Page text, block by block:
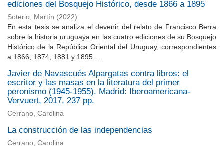
ediciones del Bosquejo Histórico, desde 1866 a 1895
Soterio, Martín (2022)
En esta tesis se analiza el devenir del relato de Francisco Berra
sobre la historia uruguaya en las cuatro ediciones de su Bosquejo
Histórico de la República Oriental del Uruguay, correspondientes
a 1866, 1874, 1881 y 1895. ...
Javier de Navascués Alpargatas contra libros: el
escritor y las masas en la literatura del primer
peronismo (1945-1955). Madrid: Iberoamericana-
Vervuert, 2017, 237 pp.
Cerrano, Carolina
La construcción de las independencias
Cerrano, Carolina